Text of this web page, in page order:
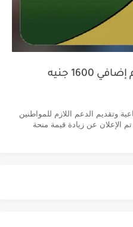
وزارة التموين تعلن عن دعم إضافي 1600 جنيه
وتقديم الدعم اللازم للمواطنين
الإعلان عن زيادة قيمة منحة